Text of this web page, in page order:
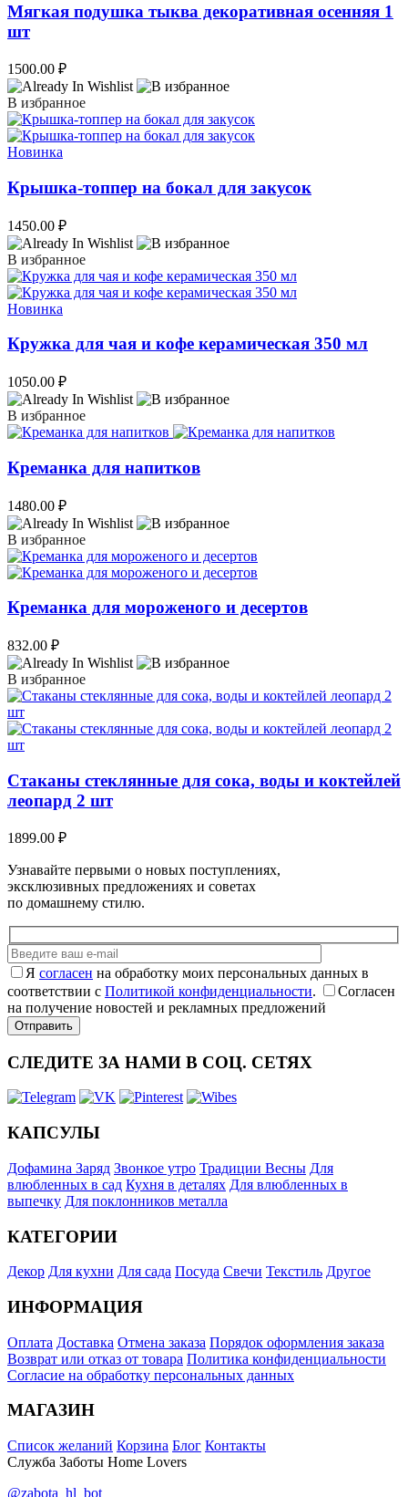
Мягкая подушка тыква декоративная осенняя 1
шт
1500.00 ₽
В избранное
Новинка
Крышка-топпер на бокал для закусок
1450.00 ₽
В избранное
Новинка
Кружка для чая и кофе керамическая 350 мл
1050.00 ₽
В избранное
Креманка для напитков
1480.00 ₽
В избранное
Креманка для мороженого и десертов
832.00 ₽
В избранное
Стаканы стеклянные для сока, воды и коктейлей
леопард 2 шт
1899.00 ₽
Узнавайте первыми о новых поступлениях,
эксклюзивных предложениях и советах
по домашнему стилю.
Я согласен на обработку моих персональных данных в
соответствии с Политикой конфиденциальности.
Согласен
на получение новостей и рекламных предложений
СЛЕДИТЕ ЗА НАМИ В СОЦ. СЕТЯХ
КАПСУЛЫ
Дофамина Заряд Звонкое утро Традиции Весны Для
влюбленных в сад Кухня в деталях Для влюбленных в
выпечку Для поклонников металла
КАТЕГОРИИ
Декор Для кухни Для сада Посуда Свечи Текстиль Другое
ИНФОРМАЦИЯ
Оплата Доставка Отмена заказа Порядок оформления заказа
Возврат или отказ от товара Политика конфиденциальности
Согласие на обработку персональных данных
МАГАЗИН
Список желаний Корзина Блог Контакты
Служба Заботы Home Lovers
@zabota_hl_bot